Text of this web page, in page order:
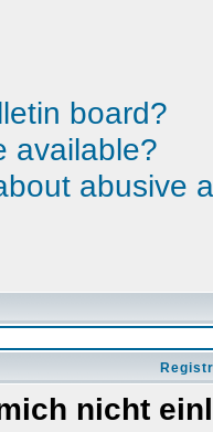
board?
available?
abusive
nicht